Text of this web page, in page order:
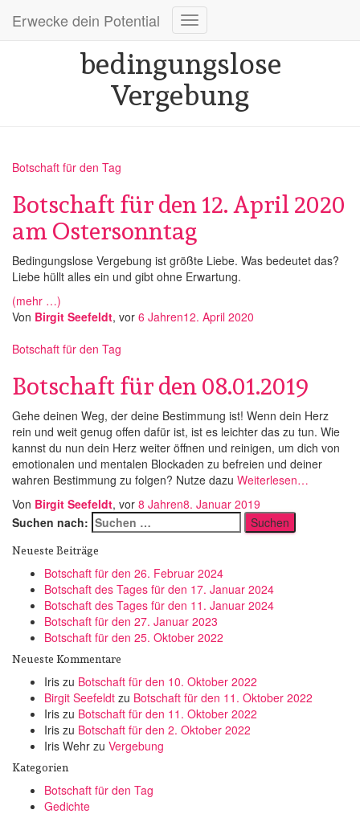
Erwecke dein Potential
Navigation
umschalten
bedingungslose
Vergebung
Botschaft für den Tag
Botschaft für den 12. April 2020
am Ostersonntag
Bedingungslose Vergebung ist größte Liebe. Was bedeutet das?
Liebe hüllt alles ein und gibt ohne Erwartung.
(mehr …)
Von Birgit Seefeldt, vor 6 Jahren12. April 2020
Botschaft für den Tag
Botschaft für den 08.01.2019
Gehe deinen Weg, der deine Bestimmung ist! Wenn dein Herz
rein und weit genug offen dafür ist, ist es leichter das zu tun. Wie
kannst du nun dein Herz weiter öffnen und reinigen, um dich von
emotionalen und mentalen Blockaden zu befreien und deiner
wahren Bestimmung zu folgen? Nutze dazu Weiterlesen…
Von Birgit Seefeldt, vor 8 Jahren8. Januar 2019
Suchen nach:
Neueste Beiträge
Botschaft für den 26. Februar 2024
Botschaft des Tages für den 17. Januar 2024
Botschaft des Tages für den 11. Januar 2024
Botschaft für den 27. Januar 2023
Botschaft für den 25. Oktober 2022
Neueste Kommentare
Iris zu Botschaft für den 10. Oktober 2022
Birgit Seefeldt zu Botschaft für den 11. Oktober 2022
Iris zu Botschaft für den 11. Oktober 2022
Iris zu Botschaft für den 2. Oktober 2022
Iris Wehr zu Vergebung
Kategorien
Botschaft für den Tag
Gedichte